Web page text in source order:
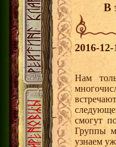
В
2016-
Нам
смогут
Группы
узнаем